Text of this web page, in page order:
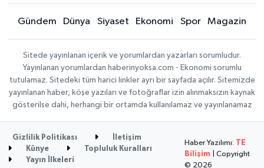
Gündem Dünya Siyaset Ekonomi Spor Magazin
Sitede yayınlanan içerik ve yorumlardan yazarları sorumludur.
Yayınlanan yorumlardan haberinyoksa.com - Ekonomi sorumlu
tutulamaz. Sitedeki tüm harici linkler ayrı bir sayfada açılır. Sitemizde
yayınlanan haber, köşe yazıları ve fotoğraflar izin alınmaksızın kaynak
gösterilse dahi, herhangi bir ortamda kullanılamaz ve yayınlanamaz
Gizlilik Politikası
İletişim
Künye
Topluluk Kuralları
Yayın İlkeleri
Haber Yazılımı: TE
Bilişim | Copyright
© 2026